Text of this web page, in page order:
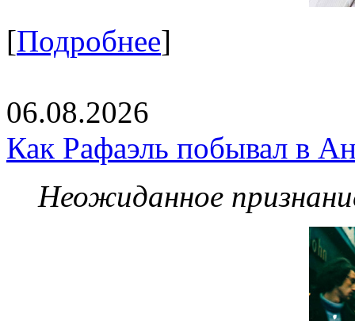
[Подробнее]
06.08.2026
Как Рафаэль побывал в
Неожиданное